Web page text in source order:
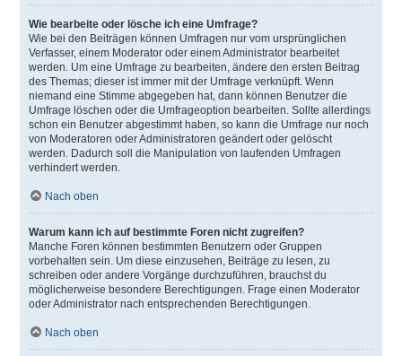
Wie bearbeite oder lösche ich eine Umfrage?
Wie bei den Beiträgen können Umfragen nur vom ursprünglichen
Verfasser, einem Moderator oder einem Administrator bearbeitet
werden. Um eine Umfrage zu bearbeiten, ändere den ersten Beitrag
des Themas; dieser ist immer mit der Umfrage verknüpft. Wenn
niemand eine Stimme abgegeben hat, dann können Benutzer die
Umfrage löschen oder die Umfrageoption bearbeiten. Sollte allerdings
schon ein Benutzer abgestimmt haben, so kann die Umfrage nur noch
von Moderatoren oder Administratoren geändert oder gelöscht
werden. Dadurch soll die Manipulation von laufenden Umfragen
verhindert werden.
Nach oben
Warum kann ich auf bestimmte Foren nicht zugreifen?
Manche Foren können bestimmten Benutzern oder Gruppen
vorbehalten sein. Um diese einzusehen, Beiträge zu lesen, zu
schreiben oder andere Vorgänge durchzuführen, brauchst du
möglicherweise besondere Berechtigungen. Frage einen Moderator
oder Administrator nach entsprechenden Berechtigungen.
Nach oben